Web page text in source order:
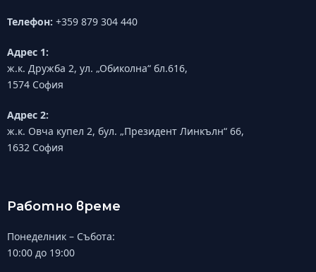
Телефон: +359 879 304 440
Адрес 1:
ж.к. Дружба 2, ул. „Обиколна“ бл.616,
1574 София
Адрес 2:
ж.к. Овча купел 2, бул. „Президент Линкълн“ 66,
1632 София
Работно време
Понеделник – Събота:
10:00 до 19:00